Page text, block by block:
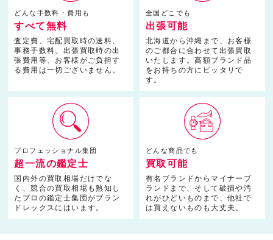
どんな手数料・費用も
すべて無料
査定費、宅配買取時の送料、
事務手数料、出張買取時の出
張費用等、お客様がご負担す
る費用は一切ございません。
全国どこでも
出張可能
北海道から沖縄まで、お客様
のご都合に合わせて出張買取
いたします。高額ブランド品
をお持ちの方にピッタリで
す。
プロフェッショナル集団
超一流の鑑定士
国内外の買取相場だけでな
く、競合の買取相場も熟知し
たプロの鑑定士集団がブラン
ドレックスにはいます。
どんな商品でも
買取可能
有名ブランドからマイナーブ
ランドまで、そして破損や汚
れがひどいものまで、他社で
は買えないものも大丈夫。